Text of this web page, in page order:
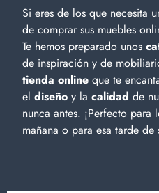
Si eres de los que necesita
de comprar sus muebles
Te hemos preparado unos
de inspiración y de
tienda online que te
el diseño y la calidad de
nunca antes. ¡Perfecto
mañana o para esa tarde de